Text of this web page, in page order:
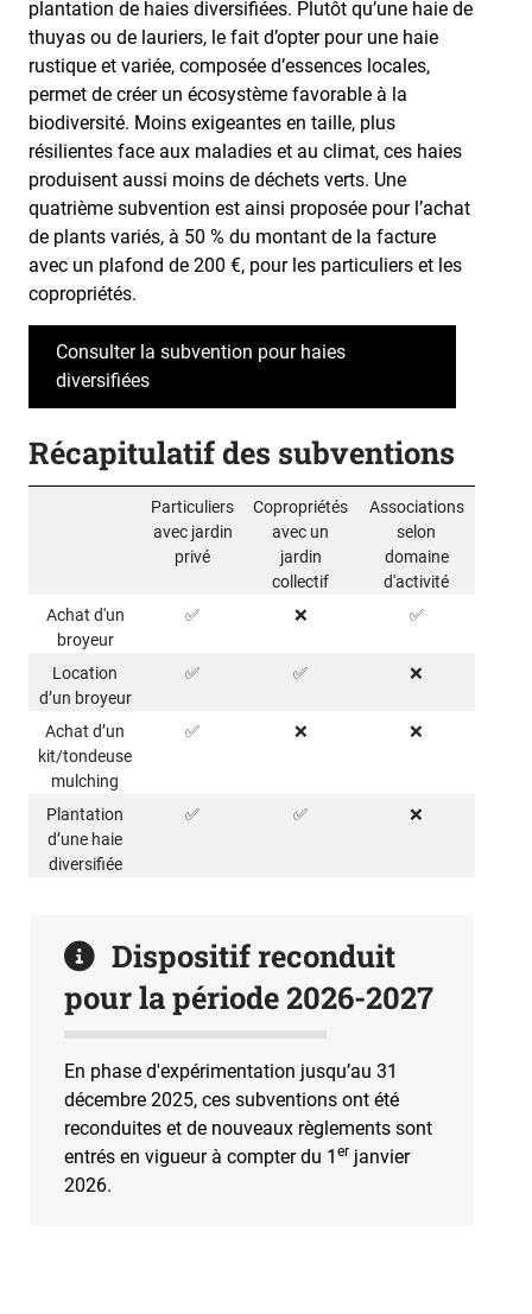
plantation de haies diversifiées. Plutôt qu’une haie de
thuyas ou de lauriers, le fait d’opter pour une haie
rustique et variée, composée d’essences locales,
permet de créer un écosystème favorable à la
biodiversité. Moins exigeantes en taille, plus
résilientes face aux maladies et au climat, ces haies
produisent aussi moins de déchets verts. Une
quatrième subvention est ainsi proposée pour l’achat
de plants variés, à 50 % du montant de la facture
avec un plafond de 200 €, pour les particuliers et les
copropriétés.
Consulter la subvention pour haies
diversifiées
Récapitulatif des subventions
Particuliers
avec jardin
privé
Copropriétés
avec un
jardin
collectif
Associations
selon
domaine
d'activité
Achat d'un
broyeur
✅ ❌ ✅
Location
d’un broyeur
✅ ✅ ❌
Achat d’un
kit/tondeuse
mulching
✅ ❌ ❌
Plantation
d’une haie
diversifiée
✅ ✅ ❌
Dispositif reconduit
pour la période 2026-2027
En phase d'expérimentation jusqu’au 31
décembre 2025, ces subventions ont été
reconduites et de nouveaux règlements sont
entrés en vigueur à compter du 1er janvier
2026.